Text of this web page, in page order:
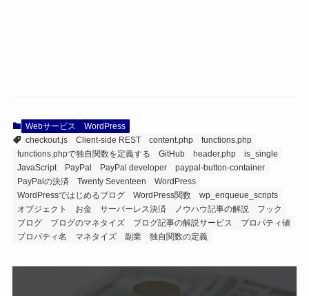
Webサービス
WordPress
checkout.js
Client-side REST content.php
functions.php
functions.phpで独自関数を定義する
GitHub header.php
is_single
JavaScript
PayPal PayPal developer
paypal-button-container
PayPalの決済
Twenty Seventeen
WordPress
WordPressではじめるブログ
WordPress関数
wp_enqueue_scripts
オブジェクト
お金 サーバーレス決済 ノウハウ記事の解説
フック
ブログ
ブログのマネタイズ ブログ記事の解説サービス
プロパティ値
プロパティ名
マネタイズ 副業 独自関数の定義